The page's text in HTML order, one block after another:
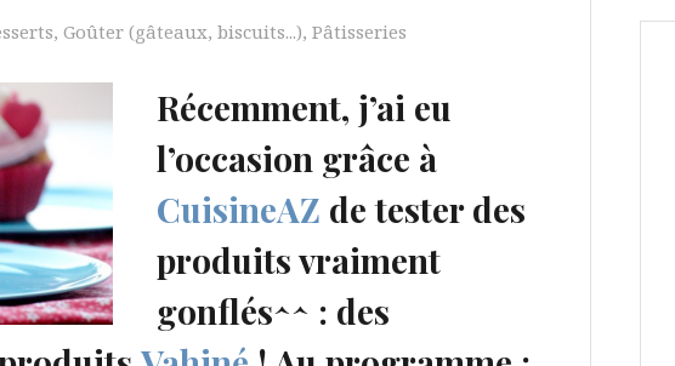
, Goûter (gâteaux, biscuits...), Pâtisseries
Récemment, j’ai eu
l’occasion grâce à
CuisineAZ de tester des
produits vraiment
gonflés^^ : des